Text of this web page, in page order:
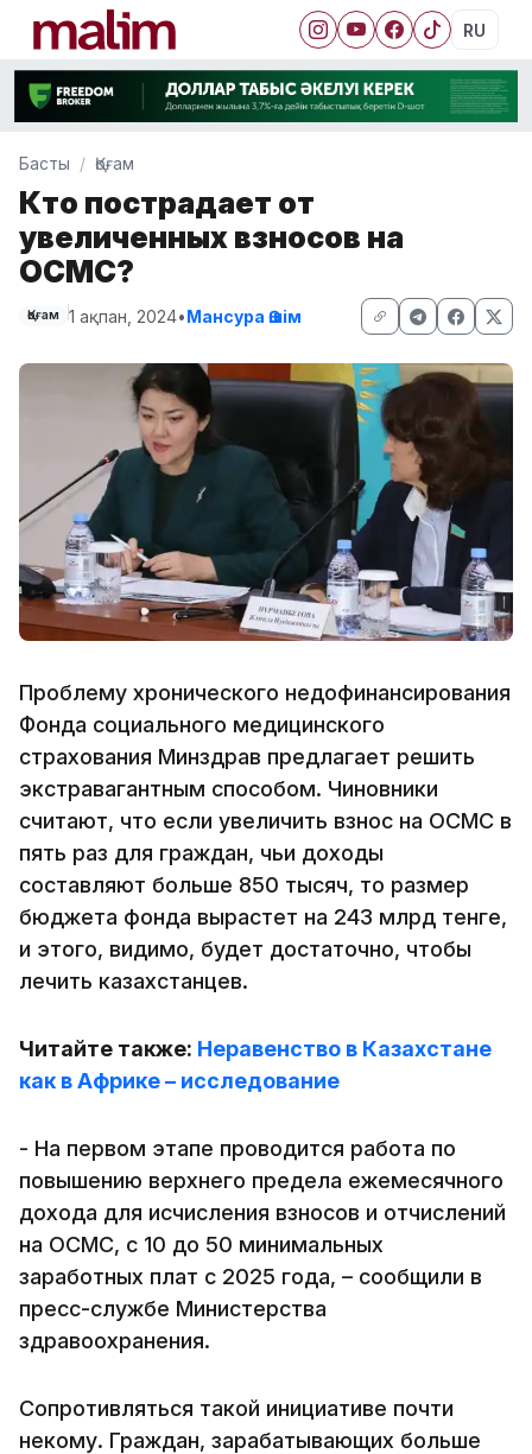
RU
Басты Қоғам
Кто пострадает от
увеличенных взносов на
ОСМС?
Қоғам 1 ақпан, 2024•Мансура Әшім
Проблему хронического недофинансирования
Фонда социального медицинского
страхования Минздрав предлагает решить
экстравагантным способом. Чиновники
считают, что если увеличить взнос на ОСМС в
пять раз для граждан, чьи доходы
составляют больше 850 тысяч, то размер
бюджета фонда вырастет на 243 млрд тенге,
и этого, видимо, будет достаточно, чтобы
лечить казахстанцев.
Читайте также: Неравенство в Казахстане
как в Африке – исследование
- На первом этапе проводится работа по
повышению верхнего предела ежемесячного
дохода для исчисления взносов и отчислений
на ОСМС, с 10 до 50 минимальных
заработных плат с 2025 года, – сообщили в
пресс-службе Министерства
здравоохранения.
Сопротивляться такой инициативе почти
некому. Граждан, зарабатывающих больше